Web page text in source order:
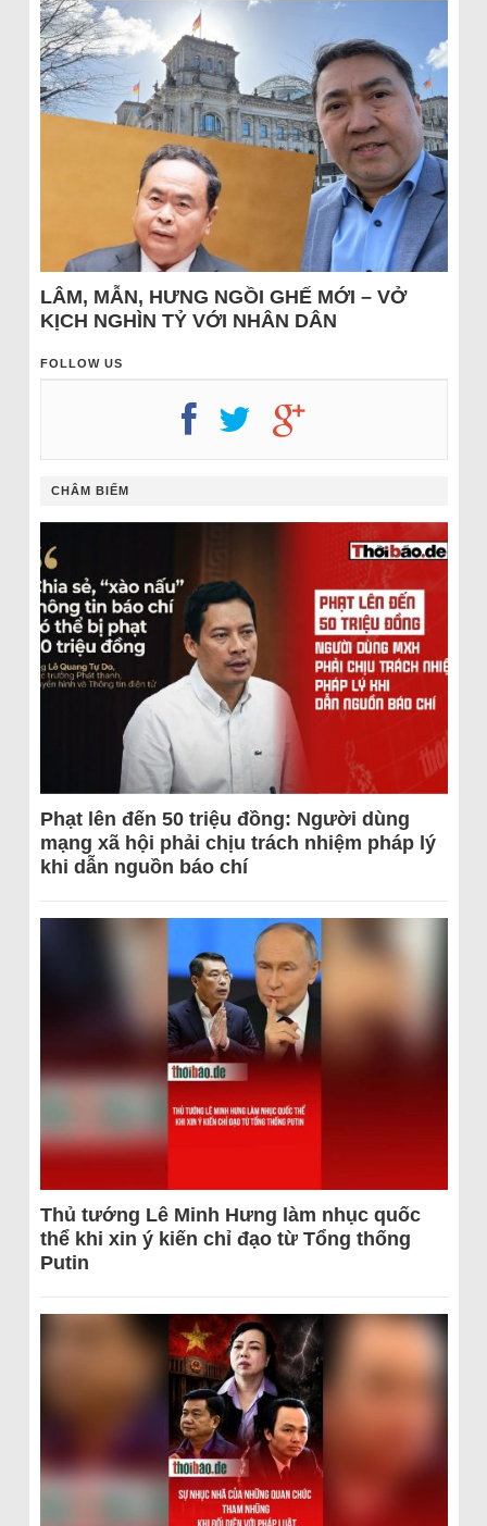
LÂM, MẪN, HƯNG NGỒI GHẾ MỚI – VỞ
KỊCH NGHÌN TỶ VỚI NHÂN DÂN
FOLLOW US
CHÂM BIẾM
Phạt lên đến 50 triệu đồng: Người dùng
mạng xã hội phải chịu trách nhiệm pháp lý
khi dẫn nguồn báo chí
Thủ tướng Lê Minh Hưng làm nhục quốc
thể khi xin ý kiến chỉ đạo từ Tổng thống
Putin